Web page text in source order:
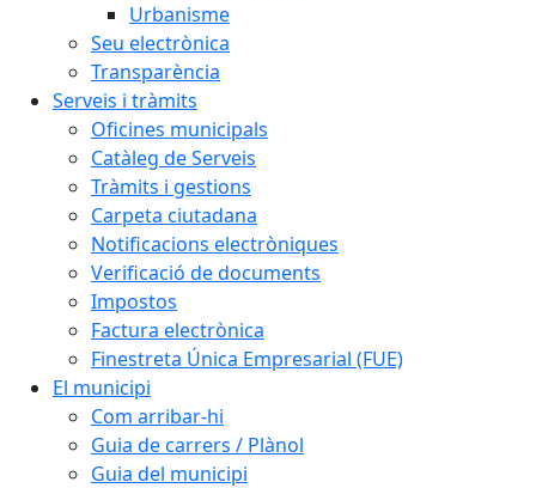
Urbanisme
Seu electrònica
Transparència
Serveis i tràmits
Oficines municipals
Catàleg de Serveis
Tràmits i gestions
Carpeta ciutadana
Notificacions electròniques
Verificació de documents
Impostos
Factura electrònica
Finestreta Única Empresarial (FUE)
El municipi
Com arribar-hi
Guia de carrers / Plànol
Guia del municipi